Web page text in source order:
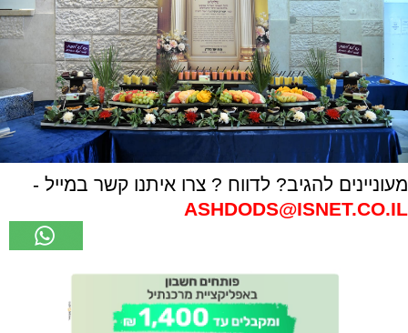
מעוניינים להגיב? לדווח ? צרו איתנו קשר במייל -
ASHDODS@ISNET.CO.IL